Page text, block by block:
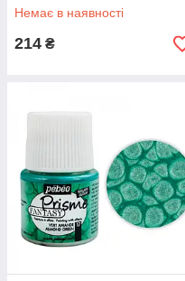
Немає в наявності
214 ₴